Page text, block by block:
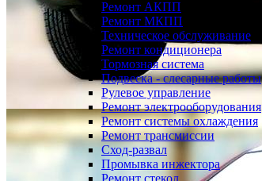
Ремонт АКПП
Ремонт МКПП
Техническое обслуживание
Ремонт кондиционера
Тормозная система
Подвеска - слесарные работы
Рулевое управление
Ремонт электрооборудования
Ремонт системы охлаждения
Ремонт трансмиссии
Сход-развал
Промывка инжектора
Ремонт стекол